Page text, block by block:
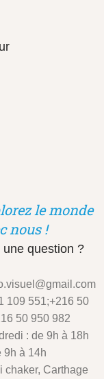
le monde
nous !
une question ?
109 551;+216 50
50 950 982
: de 9h à 18h
9h à 14h
chaker, Carthage